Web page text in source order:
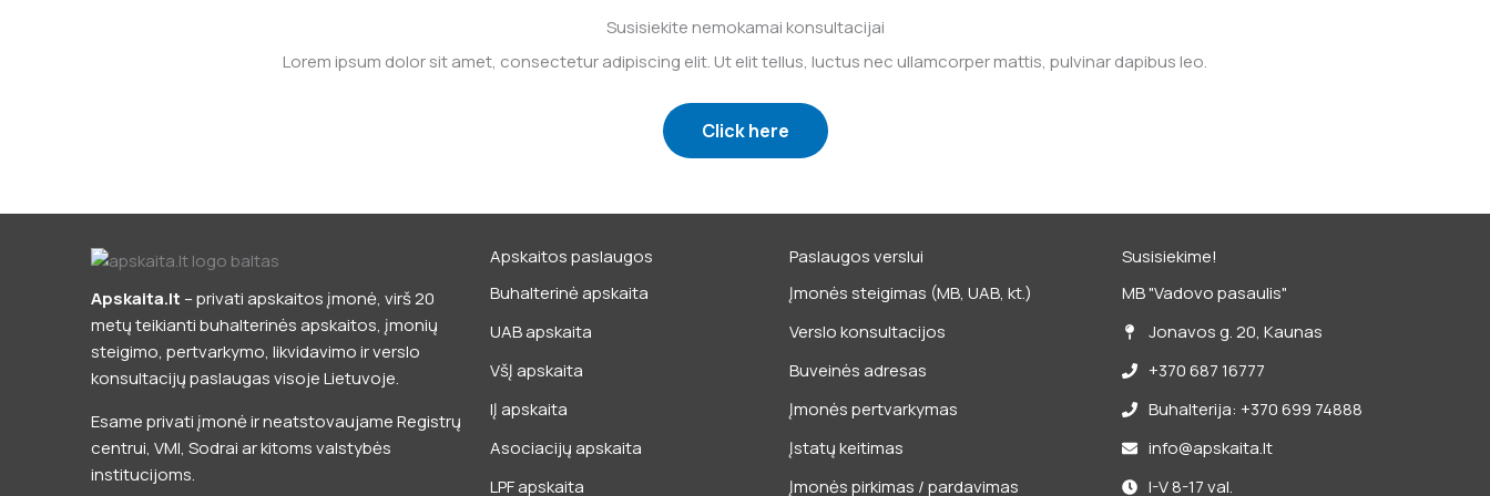
Susisiekite nemokamai konsultacijai
Lorem ipsum dolor sit amet, consectetur adipiscing elit. Ut elit tellus, luctus nec ullamcorper mattis, pulvinar dapibus leo.
Click here
Apskaita.lt – privati apskaitos įmonė, virš 20
metų teikianti buhalterinės apskaitos, įmonių
steigimo, pertvarkymo, likvidavimo ir verslo
konsultacijų paslaugas visoje Lietuvoje.
Esame privati įmonė ir neatstovaujame Registrų
centrui, VMI, Sodrai ar kitoms valstybės
institucijoms.
Apskaitos paslaugos
Buhalterinė apskaita
UAB apskaita
VšĮ apskaita
IĮ apskaita
Asociacijų apskaita
LPF apskaita
Paslaugos verslui
Įmonės steigimas (MB, UAB, kt.)
Verslo konsultacijos
Buveinės adresas
Įmonės pertvarkymas
Įstatų keitimas
Įmonės pirkimas / pardavimas
Susisiekime!
MB "Vadovo pasaulis"
Jonavos g. 20, Kaunas
+370 687 16777
Buhalterija: +370 699 74888
info@apskaita.lt
I-V 8-17 val.